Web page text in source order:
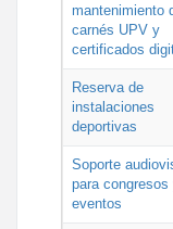
mantenimiento
carnés UPV y
certificados
Reserva de
instalaciones
deportivas
Soporte
para congresos
eventos